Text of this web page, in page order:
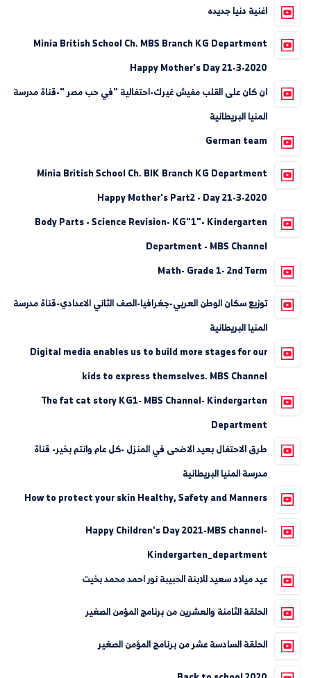
اغنية دنيا جديده
Minia British School Ch. MBS Branch KG Department
Happy Mother's Day 21-3-2020
ان كان على القلب مفيش غيرك-احتفالية "في حب مصر "-قناة مدرسة
المنيا البريطانية
German team
Minia British School Ch. BIK Branch KG Department
Happy Mother's Part2 - Day 21-3-2020
Body Parts - Science Revision- KG"1"- Kindergarten
Department - MBS Channel
Math- Grade 1- 2nd Term
توزيع سكان الوطن العربي-جغرافيا-الصف الثاني الاعدادي-قناة مدرسة
المنيا البريطانية
Digital media enables us to build more stages for our
kids to express themselves. MBS Channel
The fat cat story KG1- MBS Channel- Kindergarten
Department
طرق الاحتفال بعيد الاضحى في المنزل -كل عام وانتم بخير- قناة
مدرسة المنيا البريطانية
How to protect your skin Healthy, Safety and Manners
Happy Children's Day 2021-MBS channel-
Kindergarten_department
عيد ميلاد سعيد للابنة الحبيبة نور احمد محمد بخيت
الحلقة الثامنة والعشرين من برنامج المؤمن الصغير
الحلقة السادسة عشر من برنامج المؤمن الصغير